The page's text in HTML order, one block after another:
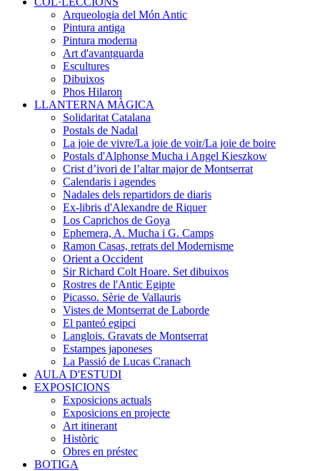
Arqueologia del Món Antic
Pintura antiga
Pintura moderna
Art d'avantguarda
Escultures
Dibuixos
Phos Hilaron
LLANTERNA MÀGICA
Solidaritat Catalana
Postals de Nadal
La joie de vivre/La joie de voir/La joie de boire
Postals d'Alphonse Mucha i Angel Kieszkow
Crist d’ivori de l’altar major de Montserrat
Calendaris i agendes
Nadales dels repartidors de diaris
Ex-libris d'Alexandre de Riquer
Los Caprichos de Goya
Ephemera, A. Mucha i G. Camps
Ramon Casas, retrats del Modernisme
Orient a Occident
Sir Richard Colt Hoare. Set dibuixos
Rostres de l'Antic Egipte
Picasso. Sèrie de Vallauris
Vistes de Montserrat de Laborde
El panteó egipci
Langlois. Gravats de Montserrat
Estampes japoneses
La Passió de Lucas Cranach
AULA D'ESTUDI
EXPOSICIONS
Exposicions actuals
Exposicions en projecte
Art itinerant
Històric
Obres en préstec
BOTIGA